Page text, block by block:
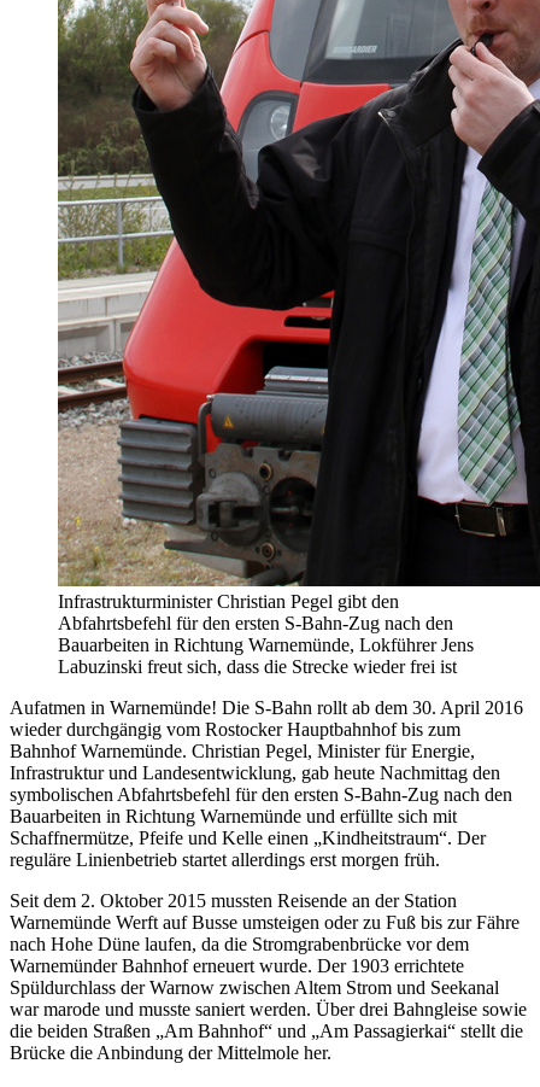
Infrastrukturminister Christian Pegel gibt den
Abfahrtsbefehl für den ersten S-Bahn-Zug nach den
Bauarbeiten in Richtung Warnemünde, Lokführer Jens
Labuzinski freut sich, dass die Strecke wieder frei ist
Aufatmen in Warnemünde! Die S-Bahn rollt ab dem 30. April 2016
wieder durchgängig vom Rostocker Hauptbahnhof bis zum
Bahnhof Warnemünde. Christian Pegel, Minister für Energie,
Infrastruktur und Landesentwicklung, gab heute Nachmittag den
symbolischen Abfahrtsbefehl für den ersten S-Bahn-Zug nach den
Bauarbeiten in Richtung Warnemünde und erfüllte sich mit
Schaffnermütze, Pfeife und Kelle einen „Kindheitstraum“. Der
reguläre Linienbetrieb startet allerdings erst morgen früh.
Seit dem 2. Oktober 2015 mussten Reisende an der Station
Warnemünde Werft auf Busse umsteigen oder zu Fuß bis zur Fähre
nach Hohe Düne laufen, da die Stromgrabenbrücke vor dem
Warnemünder Bahnhof erneuert wurde. Der 1903 errichtete
Spüldurchlass der Warnow zwischen Altem Strom und Seekanal
war marode und musste saniert werden. Über drei Bahngleise sowie
die beiden Straßen „Am Bahnhof“ und „Am Passagierkai“ stellt die
Brücke die Anbindung der Mittelmole her.